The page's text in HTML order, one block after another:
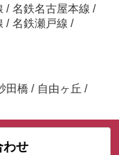
/ 名鉄名古屋本線 /
/ 名鉄瀬戸線 /
田橋 / 自由ヶ丘 /
わせ